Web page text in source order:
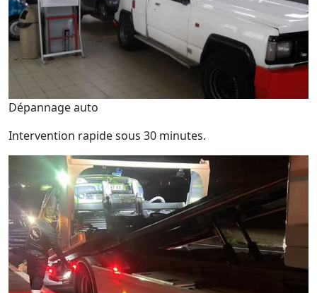
Dépannage auto
Intervention rapide sous 30 minutes.